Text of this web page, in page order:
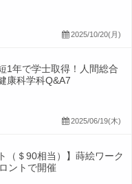
2025/10/20(月)
1年で学士取得！人間総合
康科学科Q&A7
2025/06/19(木)
（＄90相当）】蒔絵ワーク
ントで開催